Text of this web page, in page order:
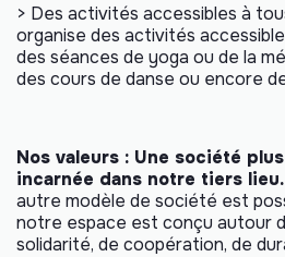
> Des activités accessibles à
organise des activités
des séances de yoga ou de la
des cours de danse ou encore
Nos valeurs : Une société
incarnée dans notre tiers lieu.
autre modèle de société est
notre espace est conçu autour
solidarité, de coopération, de